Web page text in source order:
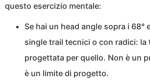
questo esercizio mentale:
Se hai un head angle sopra i 68°
single trail tecnici o con radici: la
progettata per quello. Non è un
è un limite di progetto.